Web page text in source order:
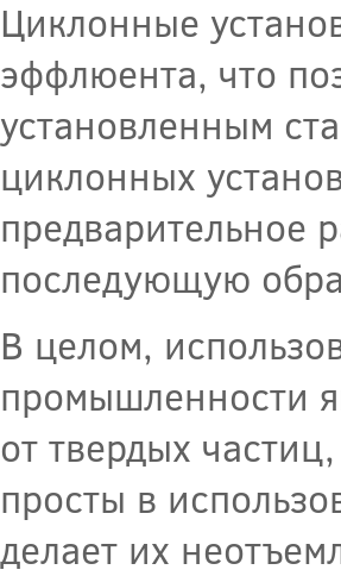
Циклонные
эффлюента, что
установленным
циклонных
предварительное
последующую
В целом,
промышленности
от твердых
просты в
делает их